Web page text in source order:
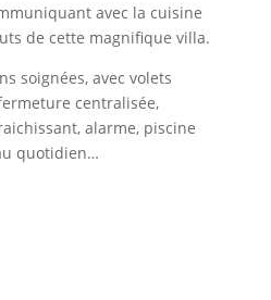
avec la cuisine
de cette magnifique villa.
soignées, avec volets
centralisée,
alarme, piscine
quotidien…